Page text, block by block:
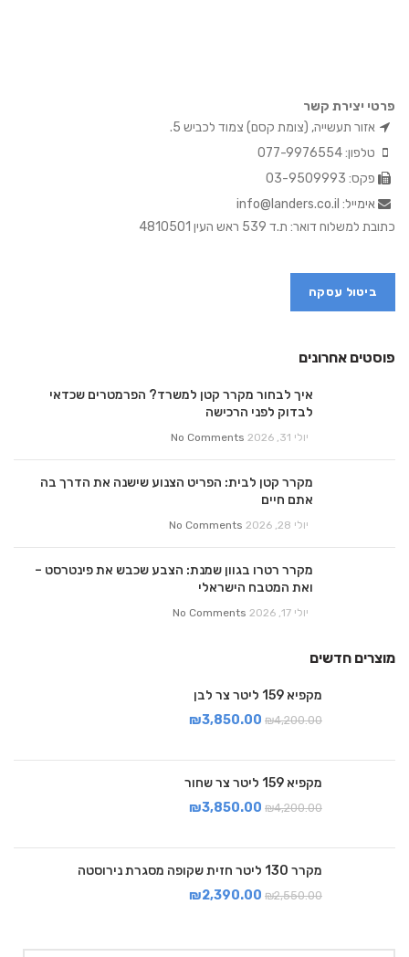
פרטי יצירת קשר
אזור תעשייה, (צומת קסם) צמוד לכביש 5.
טלפון: 077-9976554
פקס: 03-9509993
אימייל: info@landers.co.il
כתובת למשלוח דואר: ת.ד 539 ראש העין 4810501
ביטול עסקה
פוסטים אחרונים
איך לבחור מקרר קטן למשרד? הפרמטרים שכדאי
לבדוק לפני הרכישה
יולי 31, 2026 No Comments
מקרר קטן לבית: הפריט הצנוע שישנה את הדרך בה
אתם חיים
יולי 28, 2026 No Comments
מקרר רטרו בגוון שמנת: הצבע שכבש את פינטרסט –
ואת המטבח הישראלי
יולי 17, 2026 No Comments
מוצרים חדשים
מקפיא 159 ליטר צר לבן
₪4,200.00
₪3,850.00
מקפיא 159 ליטר צר שחור
₪4,200.00
₪3,850.00
מקרר 130 ליטר חזית שקופה מסגרת נירוסטה
₪2,550.00
₪2,390.00